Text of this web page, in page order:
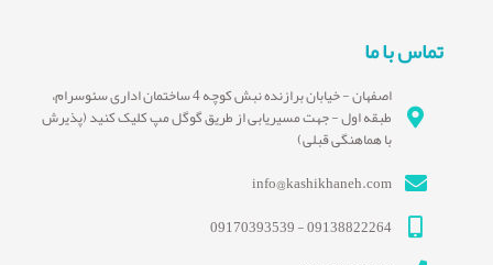
تماس با ما
اصفهان - خیابان برازنده نبش کوچه 4 ساختمان اداری سئوسرام،
طبقه اول - جهت مسیریابی از طریق گوگل مپ کلیک کنید (پذیرش
با هماهنگی قبلی)
info@kashikhaneh.com
09138822264 - 09170393539